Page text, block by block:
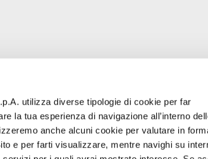
utilizza diverse tipologie di cookie per far
la tua esperienza di navigazione all’interno
anche alcuni cookie per valutare in
e per farti visualizzare, mentre navighi su